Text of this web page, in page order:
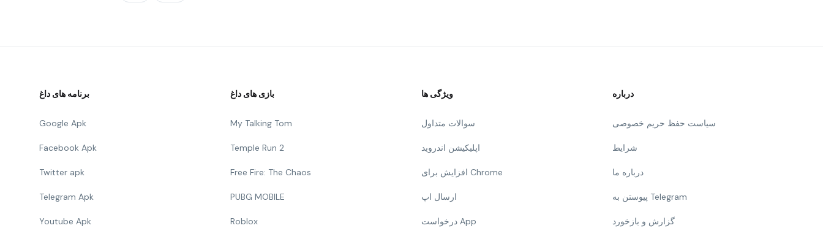
برنامه های داغ
Google Apk
Facebook Apk
Twitter apk
Telegram Apk
Youtube Apk
بازی های داغ
My Talking Tom
Temple Run 2
Free Fire: The Chaos
PUBG MOBILE
Roblox
ویژگی ها
سوالات متداول
اپلیکیشن اندروید
افزایش برای Chrome
ارسال اپ
درخواست App
درباره
سیاست حفظ حریم خصوصی
شرایط
درباره ما
پیوستن به Telegram
گزارش و بازخورد